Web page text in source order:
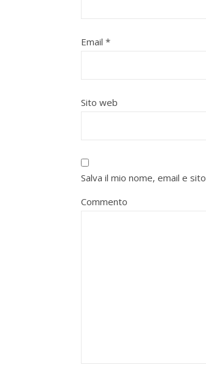
Email *
Sito web
Salva il mio nome, email e
Commento